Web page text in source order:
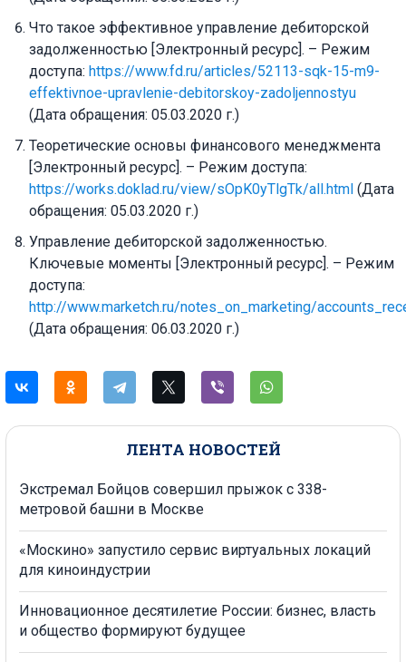
ЛЕНТА НОВОСТЕЙ
Экстремал Бойцов совершил прыжок с 338-
метровой башни в Москве
«Москино» запустило сервис виртуальных локаций
для киноиндустрии
Инновационное десятилетие России: бизнес, власть
и общество формируют будущее
Что такое эффективное управление дебиторской
задолженностью [Электронный ресурс]. – Режим
доступа: https://www.fd.ru/articles/52113-sqk-15-m9-
effektivnoe-upravlenie-debitorskoy-zadoljennostyu
(Дата обращения: 05.03.2020 г.)
Теоретические основы финансового менеджмента
[Электронный ресурс]. – Режим доступа:
https://works.doklad.ru/view/sOpK0yTlgTk/all.html (Дата
обращения: 05.03.2020 г.)
Управление дебиторской задолженностью.
Ключевые моменты [Электронный ресурс]. – Режим
доступа:
http://www.marketch.ru/notes_on_marketing/
(Дата обращения: 06.03.2020 г.)